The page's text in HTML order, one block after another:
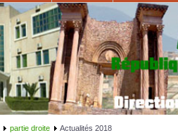
partie droite Actualités 2018